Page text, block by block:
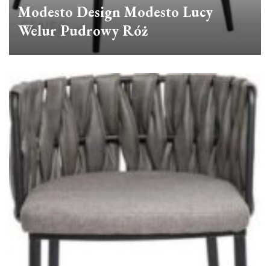
Modesto Design Modesto Lucy
Welur Pudrowy Róż